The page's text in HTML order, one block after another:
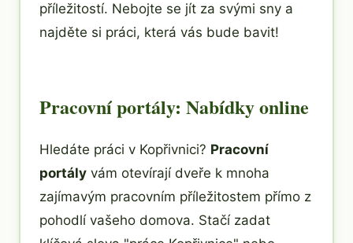
příležitostí. Nebojte se jít za svými sny a
najděte si práci, která vás bude bavit!
Pracovní portály: Nabídky online
Hledáte práci v Kopřivnici? Pracovní
portály vám otevírají dveře k mnoha
zajímavým pracovním příležitostem přímo z
pohodlí vašeho domova. Stačí zadat